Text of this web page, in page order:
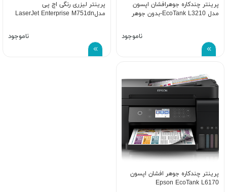
پرینتر چندکاره جوهرافشان اپسون
مدل EcoTank L3210-بدون جوهر
ناموجود
پرینتر لیزری رنگی اچ پی
مدلLaserJet Enterprise M751dn
ناموجود
پرینتر چندکاره جوهر افشان اپسون
Epson EcoTank L6170